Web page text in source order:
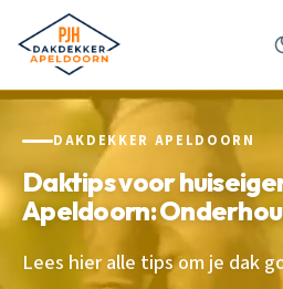
DAKDEKKER APELDOORN
Daktips voor
Apeldoorn:
Lees hier alle tips om je dak